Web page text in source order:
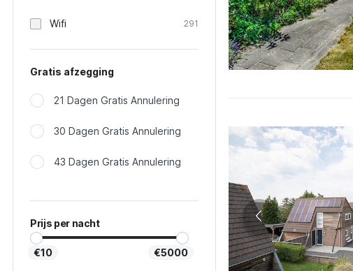
Wifi 291
Gratis afzegging
21 Dagen Gratis Annulering
30 Dagen Gratis Annulering
43 Dagen Gratis Annulering
Prijs per nacht
€10 €5000